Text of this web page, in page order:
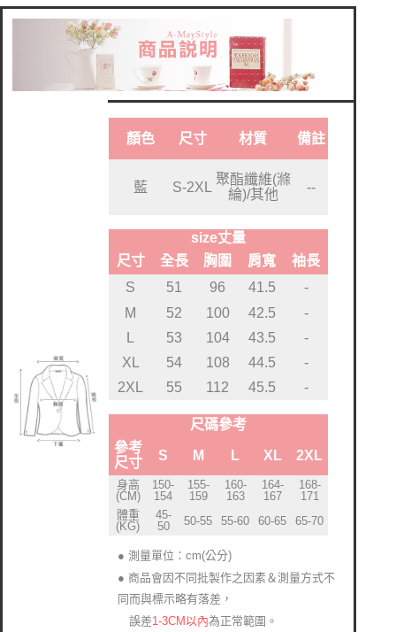
顏色 尺寸 材質 備註
藍 S-2XL
聚酯纖維(滌
綸)/其他
--
size丈量
尺寸
全長 胸圍 肩寬
袖長
S
51 96 41.5
-
M
52 100 42.5
-
L
53 104 43.5
-
XL
54 108 44.5
-
2XL
55 112 45.5 -
尺碼參考
參考
尺寸
S M L XL 2XL
身高
(CM)
150-
154
155-
159
160-
163
164-
167
168-
171
體重
(KG)
45-
50
50-55 55-60 60-65 65-70
● 測量單位：cm(公分)
● 商品會因不同批製作之因素＆測量方式不
同而與標示略有落差 ，
誤差1-3CM以內為正常範圍。